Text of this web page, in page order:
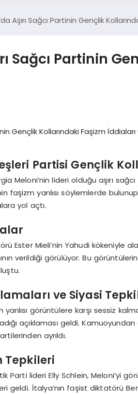
Aşırı Sağcı Partinin Gençlik
Sağcı Partinin
Partisi Gençlik
Meloni’nin lideri olduğu aşırı
faşizm yanlısı söylemlerde
yol açtı.
Ester Mieli’nin Yahudi kökeniyle
verildiği görülüyor. Bu
ve Siyasi
görüntülere karşı sessiz
açıklaması geldi.
ayrıldı.
Tepkileri
Parti lideri Elly Schlein, Meloni’yi
geldi. İtalya’nın faşist diktatörü